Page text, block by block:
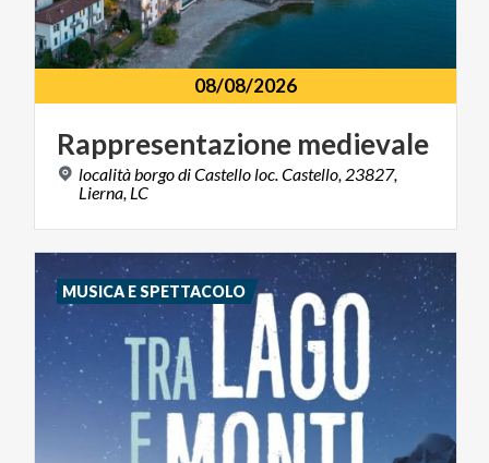
08/08/2026
Rappresentazione medievale
località borgo di Castello loc. Castello, 23827,
Lierna, LC
MUSICA E SPETTACOLO